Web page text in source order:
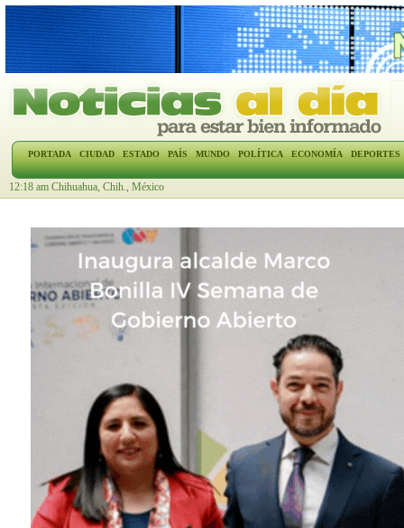
PORTADA CIUDAD ESTADO PAÍS MUNDO POLÍTICA ECONOMÍA DEPORTES
12:18 am Chihuahua, Chih., México